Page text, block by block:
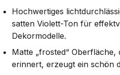
Hochwertiges
satten Violett-Ton für
Dekormodelle.
Matte „frosted“ Oberfläche,
erinnert, erzeugt ein schön